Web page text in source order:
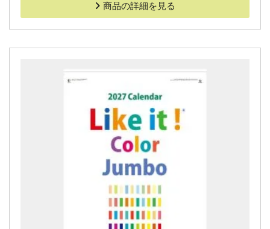
商品の詳細を見る